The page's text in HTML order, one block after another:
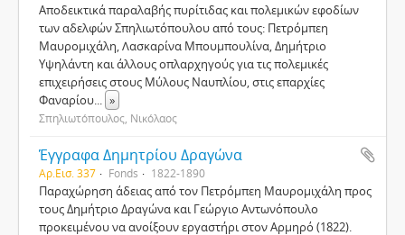
Αποδεικτικά παραλαβής πυρίτιδας και πολεμικών εφοδίων
των αδελφών Σπηλιωτόπουλου από τους: Πετρόμπεη
Μαυρομιχάλη, Λασκαρίνα Μπουμπουλίνα, Δημήτριο
Υψηλάντη και άλλους οπλαρχηγούς για τις πολεμικές
επιχειρήσεις στους Μύλους Ναυπλίου, στις επαρχίες
Φαναρίου... »
Σπηλιωτόπουλος, Νικόλαος
Έγγραφα Δημητρίου Δραγώνα
Αρ.Εισ. 337 Fonds 1822-1890
Παραχώρηση άδειας από τον Πετρόμπεη Μαυρομιχάλη προς
τους Δημήτριο Δραγώνα και Γεώργιο Αντωνόπουλο
προκειμένου να ανοίξουν εργαστήρι στον Αρμηρό (1822).